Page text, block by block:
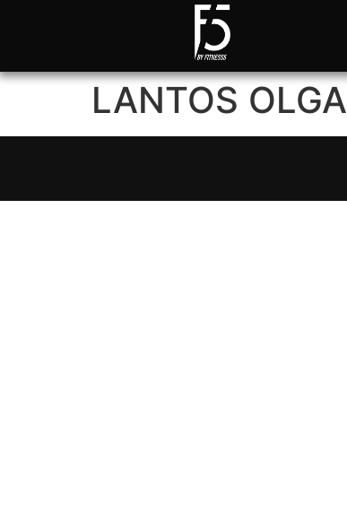
LANTOS OLGA